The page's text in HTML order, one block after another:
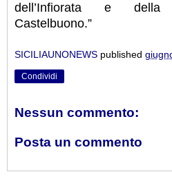
dell’Infiorata e della
Castelbuono.”
SICILIAUNONEWS published
Condividi
Nessun commento:
Posta un commento